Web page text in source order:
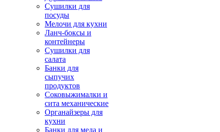
Сушилки для
посуды
Мелочи для кухни
Ланч-боксы и
контейнеры
Сушилки для
салата
Банки для
сыпучих
продуктов
Соковыжималки и
сита механические
Органайзеры для
кухни
Банки для меда и